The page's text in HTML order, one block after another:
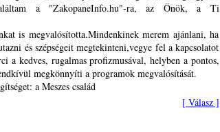
a "ZakopaneInfo.hu"-ra, az Önök, a Ti
is megvalósította.Mindenkinek merem ajánlani, ha
és szépségeit megtekinteni,vegye fel a kapcsolatot
a kedves, rugalmas profizmusával, helyben a pontos,
megkönnyíti a programok megvalósítását.
a Meszes család
[ Válasz ]